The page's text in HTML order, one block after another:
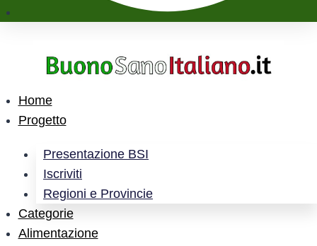
Home
Progetto
Presentazione BSI
Iscriviti
Regioni e Provincie
Categorie
Alimentazione